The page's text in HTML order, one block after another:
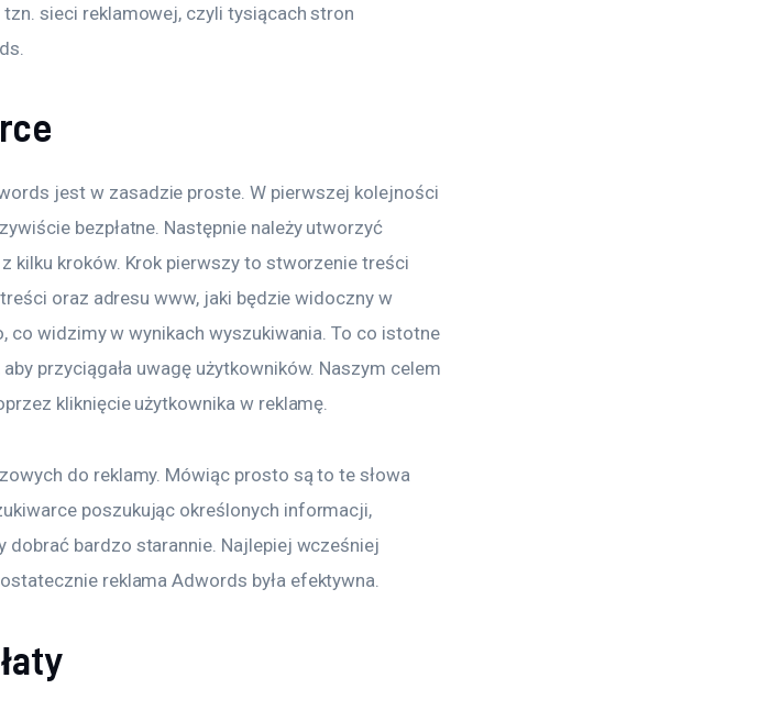
sieci reklamowej, czyli tysiącach stron
jest w zasadzie proste. W pierwszej kolejności
bezpłatne. Następnie należy utworzyć
kilku kroków. Krok pierwszy to stworzenie treści
oraz adresu www, jaki będzie widoczny w
co widzimy w wynikach wyszukiwania. To co istotne
przyciągała uwagę użytkowników. Naszym celem
kliknięcie użytkownika w reklamę.
do reklamy. Mówiąc prosto są to te słowa
poszukując określonych informacji,
dobrać bardzo starannie. Najlepiej wcześniej
reklama Adwords była efektywna.